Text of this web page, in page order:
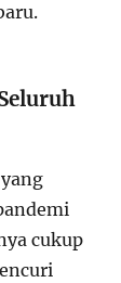
cukup